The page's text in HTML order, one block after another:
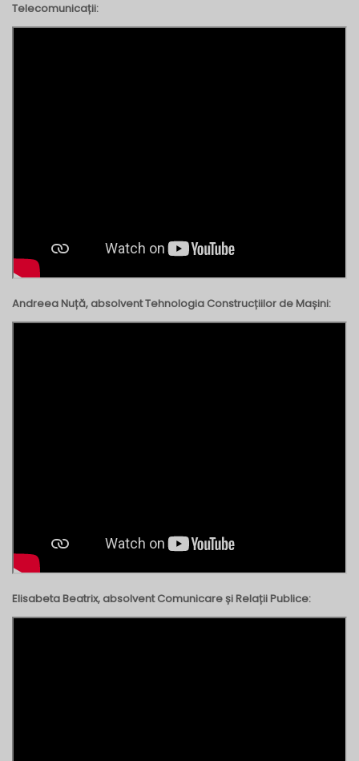
Telecomunicații:
Andreea Nuță, absolvent Tehnologia Construcțiilor de Mașini:
Elisabeta Beatrix, absolvent Comunicare și Relații Publice: